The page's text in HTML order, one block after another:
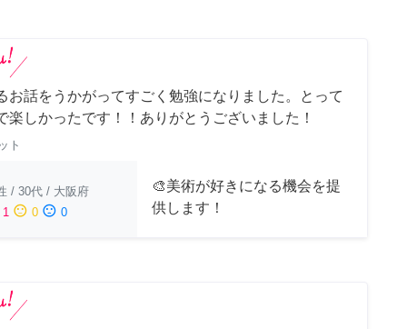
お話をうかがってすごく勉強になりました。とって
楽しかったです！！ありがとうございました！
ト
/ 30代 / 大阪府
1 sentiment_neutral 0 sentiment_dissatisfied 0
🎨美術が好きになる機会を提
供します！